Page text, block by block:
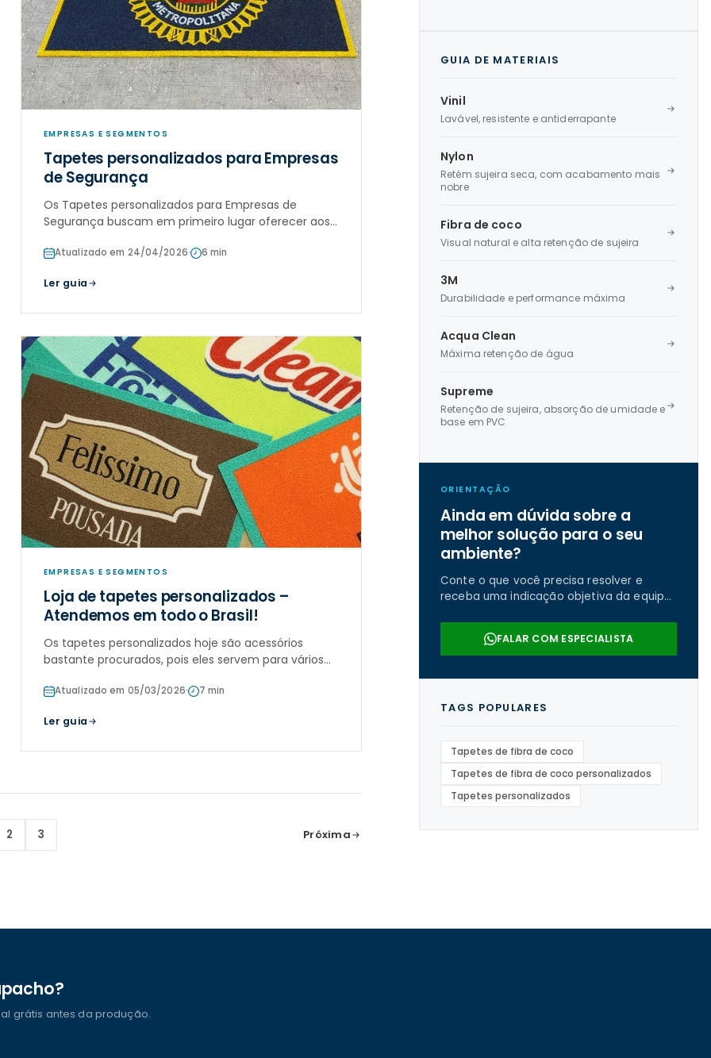
EMPRESAS E SEGMENTOS
Tapetes personalizados para Empresas
de Segurança
Os Tapetes personalizados para Empresas de
Segurança buscam em primeiro lugar oferecer aos
confiabilidade.
Atualizado em 24/04/2026· 6 min
Ler guia
EMPRESAS E SEGMENTOS
Loja de tapetes personalizados –
Atendemos em todo o Brasil!
Os tapetes personalizados hoje são acessórios
bastante procurados, pois eles servem para vários
elevadores, além de serviram também como objeto
Atualizado em 05/03/2026· 7 min
Ler guia
2 3 Próxima
GUIA DE MATERIAIS
Vinil
Lavável, resistente e antiderrapante
Nylon
Retém sujeira seca, com acabamento mais
nobre
Fibra de coco
Visual natural e alta retenção de sujeira
3M
Durabilidade e performance máxima
Acqua Clean
Máxima retenção de água
Supreme
Retenção de sujeira, absorção de umidade e
base em PVC
ORIENTAÇÃO
Ainda em dúvida sobre a
melhor solução para o seu
ambiente?
Conte o que você precisa resolver e
receba uma indicação objetiva da equipe
FALAR COM ESPECIALISTA
TAGS POPULARES
Tapetes de fibra de coco
Tapetes de fibra de coco personalizados
Tapetes personalizados
grátis antes da produção.